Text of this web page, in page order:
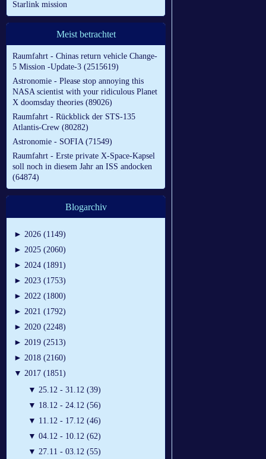
Starlink mission
Meist betrachtet
Raumfahrt - Chinas return vehicle Change-
5 Mission -Update-3 (2515619)
Astronomie - Please stop annoying this
NASA scientist with your ridiculous Planet
X doomsday theories (89026)
Raumfahrt - Rückblick der STS-135
Atlantis-Crew (80282)
Astronomie - SOFIA (71549)
Raumfahrt - Erste private X-Space-Kapsel
soll noch in diesem Jahr an ISS andocken
(64874)
Blogarchiv
► 2026 (1149)
► 2025 (2060)
► 2024 (1891)
► 2023 (1753)
► 2022 (1800)
► 2021 (1792)
► 2020 (2248)
► 2019 (2513)
► 2018 (2160)
▼ 2017 (1851)
▼ 25.12 - 31.12 (39)
▼ 18.12 - 24.12 (56)
▼ 11.12 - 17.12 (46)
▼ 04.12 - 10.12 (62)
▼ 27.11 - 03.12 (55)